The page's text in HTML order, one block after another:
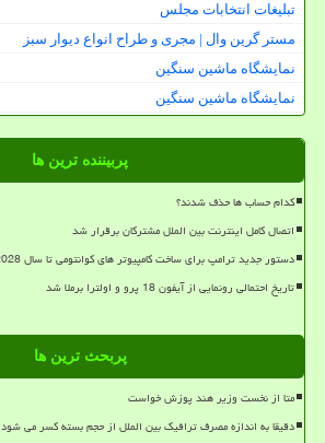
تبلیغات انتخابات مجلس
مستر گرین وال | مجری و طراح انواع دیوار سبز
نمایشگاه ماشین سنگین
نمایشگاه ماشین سنگین
پربیننده ترین ها
کدام حساب ها حذف شدند؟
اتصال کامل اینترنت بین الملل مشترکان برقرار شد
دستور جدید ترامپ برای ساخت کامپیوتر های کوانتومی تا سال 2028
تاریخ احتمالی رونمایی از آیفون 18 پرو و اولترا برملا شد
پربحث ترین ها
متا از نخست وزیر هند پوزش خواست
دقیقا به اندازه مصرف ترافیک بین الملل از حجم بسته کسر می شود